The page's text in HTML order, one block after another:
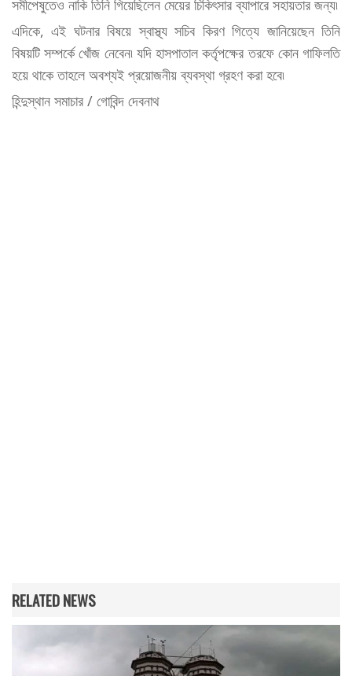
সমীপেষুতেও নাকি তিনি গিয়েছিলেন মেয়ের চিকিৎসার ব্যাপারে সহায়তার জন্য৷
এদিকে, এই ঘটনার বিষয়ে স্বাস্থ্য সচিব কিরণ গিত্যে জানিয়েছেন তিনি
বিষয়টি সম্পর্কে খোঁজ নেবেন৷ যদি হাসপাতাল কর্তৃপক্ষের তরফে কোন গাফিলতি
হয়ে থাকে তাহলে অবশ্যই প্রয়োজনীয় ব্যবস্থা গ্রহণ করা হবে৷
হিন্দুস্থান সমাচার / গোবিন্দ দেবনাথ
RELATED NEWS